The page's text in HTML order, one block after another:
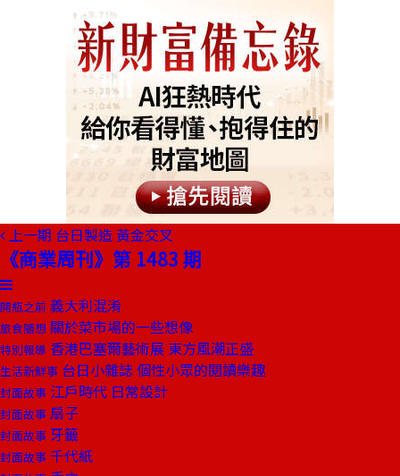
上一期 台日製造 黃金交叉
《商業周刊》第 1483 期
開瓶之前 義大利混淆
旅食隨想 關於菜市場的一些想像
特別報導 香港巴塞爾藝術展 東方風潮正盛
生活新鮮事 台日小雜誌 個性小眾的閱讀樂趣
封面故事 江戶時代 日常設計
封面故事 扇子
封面故事 牙籤
封面故事 千代紙